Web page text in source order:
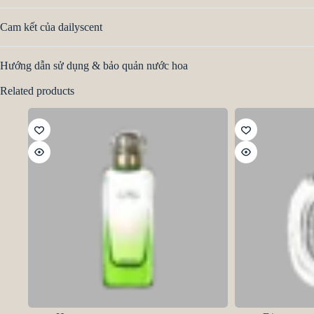
Cam kết của dailyscent
Hướng dẫn sử dụng & bảo quản nước hoa
Related products